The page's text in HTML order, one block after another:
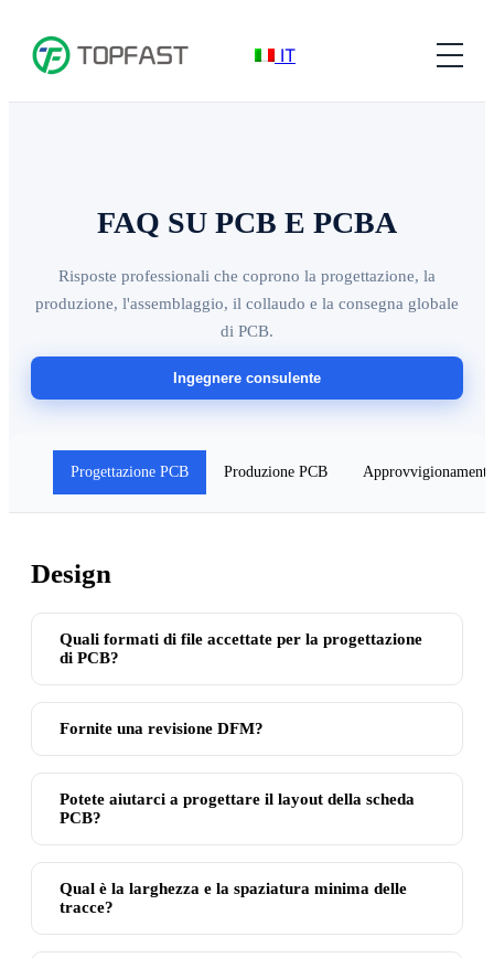
IT
FAQ SU PCB E PCBA
Risposte professionali che coprono la progettazione, la
produzione, l'assemblaggio, il collaudo e la consegna globale
di PCB.
Ingegnere consulente
Progettazione PCB Produzione PCB
Design
Quali formati di file accettate per la progettazione
di PCB?
Fornite una revisione DFM?
Potete aiutarci a progettare il layout della scheda
PCB?
Qual è la larghezza e la spaziatura minima delle
tracce?